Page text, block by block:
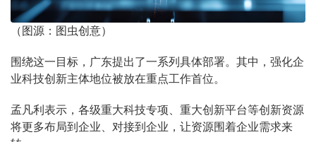
（图源：图虫创意）
围绕这一目标，广东提出了一系列具体部署。其中，强化企
业科技创新主体地位被放在重点工作首位。
孟凡利表示，各级重大科技专项、重大创新平台等创新资源
将更多布局到企业、对接到企业，让资源围着企业需求来